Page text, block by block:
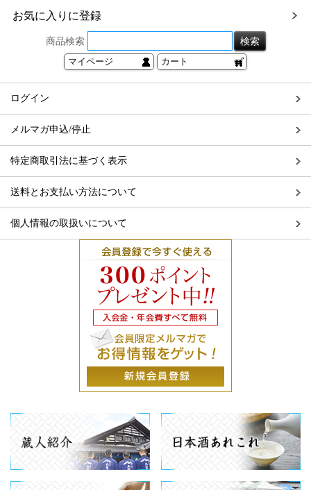
お気に入りに登録
商品検索
マイページ カート
ログイン
メルマガ申込/停止
特定商取引法に基づく表示
送料とお支払い方法について
個人情報の取扱いについて